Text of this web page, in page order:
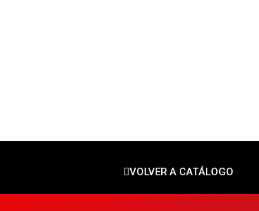
VOLVER A CATÁLOGO